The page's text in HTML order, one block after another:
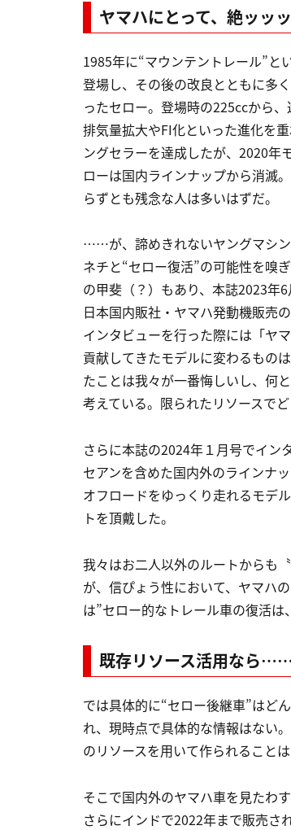
ヤマハにとって、絶ッッ
1985年に“マウンテントレール”と
登場し、その後の改良とともに多
ったセロー。登場時の225ccから
排気量拡大やFI化といった進化を
ングセラーを達成したが、2020年
ローは国内ラインナップから消滅
らずとも残念な人は多いはずだ。
……が、諦めきれないヤングマシ
ネチと“セロー復活”の可能性を嗅
の甲斐（？）もあり、本誌2023年
日本国内販社・ヤマハ発動機販売
インタビューを行った際には「ヤ
貢献してきたモデルに変わるもの
たことは我々が一番悔しいし、何
考えている。限られたリソースで
さらに本誌の2024年１月号でイン
セアンを含めた国内外のラインナ
オフロードをゆっくり走れるモデ
トを頂戴した。
我々はお二人以外のルートからも
が、信ぴょう性において、ヤマハ
は”セロー的なトレール車の復活
既存リソース活用なら
では具体的に“セロー後継車”はど
れ、現時点で具体的な情報はない
のリソースを用いて作られることは
そこで国内外のヤマハ車を見たわ
さらにインドで2022年まで販売さ